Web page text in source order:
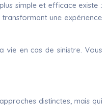
simple et efficace existe :
une expérience
vie en cas de sinistre. Vous
distinctes, mais qui